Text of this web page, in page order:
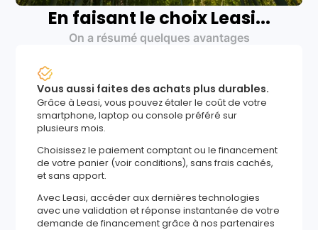
En faisant le choix Leasi...
On a résumé quelques avantages
Vous aussi faites des achats plus durables.
Grâce à Leasi, vous pouvez étaler le coût de votre
smartphone, laptop ou console préféré sur
plusieurs mois.
Choisissez le paiement comptant ou le financement
de votre panier (voir conditions), sans frais cachés,
et sans apport.
Avec Leasi, accéder aux dernières technologies
avec une validation et réponse instantanée de votre
demande de financement grâce à nos partenaires